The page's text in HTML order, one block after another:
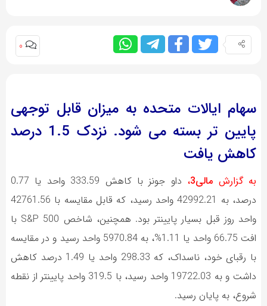
0
سهام ایالات متحده به میزان قابل توجهی
پایین تر بسته می شود. نزدک 1.5 درصد
کاهش یافت
به گزارش مالی3 ،
داو جونز با کاهش 333.59 واحد یا 0.77
درصد، به 42992.21 واحد رسید، که قابل مقایسه با 42761.56
واحد روز قبل بسیار پایینتر بود. همچنین، شاخص S&P 500 با
افت 66.75 واحد یا 1.11%، به 5970.84 واحد رسید و در مقایسه
با رقبای خود، ناسداک، که 298.33 واحد یا 1.49 درصد کاهش
داشت و به 19722.03 واحد رسید، با 319.5 واحد پایینتر از نقطه
شروع، به پایان رسید.